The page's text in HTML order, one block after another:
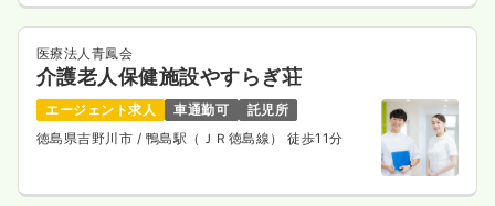
医療法人青鳳会
介護老人保健施設やすらぎ荘
エージェント求人 車通勤可
託児所
徳島県吉野川市 / 鴨島駅（ＪＲ徳島線） 徒歩11分